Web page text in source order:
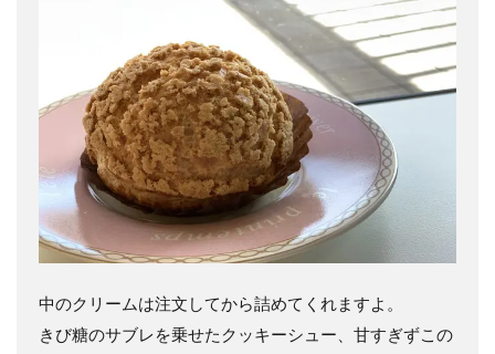
中のクリームは注文してから詰めてくれますよ。
きび糖のサブレを乗せたクッキーシュー、甘すぎずこの